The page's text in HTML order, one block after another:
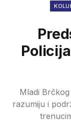
Mladi
razumiju i